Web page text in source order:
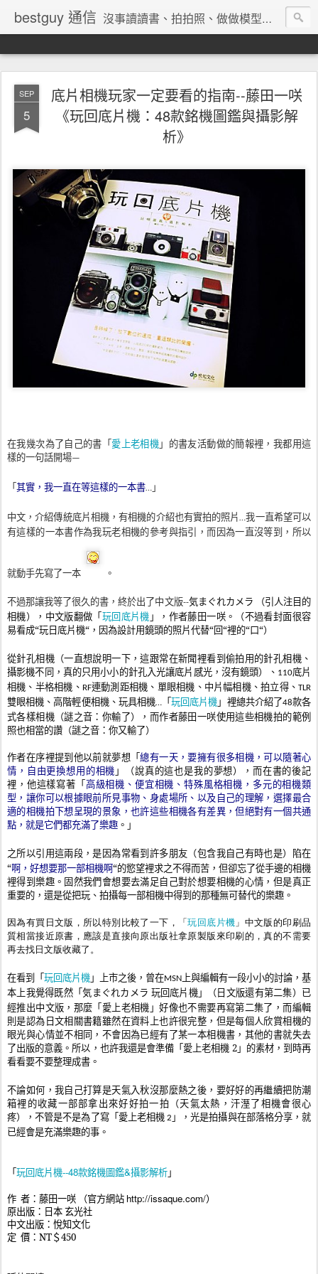
bestguy 通信 沒事讀讀書、拍拍照、做做模型、收集玩具與老相機的網路業老兵
SEP
5
底片相機玩家一定要看的指南--藤田一咲
《玩回底片機：48款銘機圖鑑與攝影解
析》
在我幾次為了自己的書「 愛上老相機」的書友活動做的簡報裡，我都用這
樣的一句話開場—
「其實，我一直在等這樣的一本書… 」
中文，介紹傳統底片相機，有相機的介紹也有實拍的照片…我一直希望可以
有這樣的一本書作為我玩老相機的參考與指引，而因為一直沒等到，所以
就動手先寫了一本 。
不過那讓我等了很久的書，終於出了中文版--気まぐれカメラ （引人注目的
相機），中文版翻做「 玩回底片機 」， 作者藤田一咲。（不過看封面很容
易看成“玩日底片機“，因為設計用鏡頭的照片代替“回“裡的“口“）
從針孔相機（一直想說明一下，這跟常在新聞裡看到偷拍用的針孔相機、
攝影機不同，真的只用小小的針孔入光讓底片感光，沒有鏡頭）、 110底片
相機、半格相機、 RF連動測距相機、單眼相機、中片幅相機、拍立得、TLR
雙眼相機、高階輕便相機、玩具相機… 「玩回底片機」裡總共介紹了48款各
式各樣相機（謎之音 ：你輸了），而作者藤田一咲使用這些相機拍的範例
照也相當的讚（謎之音 ：你又輸了）
作者在序裡提到他以前就夢想「總有一天，要擁有很多相機，可以隨著心
情，自由更換想用的相機 」（說真的這也是我的夢想），而在書的後記
裡，他這樣寫著「 高級相機、便宜相機、特殊風格相機，多元的相機類
型，讓你可以根據眼前所見事物、身處場所、以及自己的理解，選擇最合
適的相機拍下想呈現的景象，也許這些相機各有差異，但絕對有一個共通
點，就是它們都充滿了樂趣 。」
之所以引用這兩段，是因為常看到許多朋友（包含我自己有時也是）陷在
“啊，好想要那一部相機啊“的慾望裡求之不得而苦，但卻忘了從手邊的相機
裡得到樂趣。固然我們會想要去滿足自己對於想要相機的心情，但是真正
重要的，還是從把玩、拍攝每一部相機中得到的那種無可替代的樂趣。
因為有買日文版，所以特別比較了一下， 「玩回底片機 」中文版的印刷品
質相當接近原書，應該是直接向原出版社拿原製版來印刷的，真的不需要
再去找日文版收藏了。
在看到 「玩回底片機」上市之後，曾在MSN 上與編輯有一段小小的討論，基
本上我覺得既然「気まぐれカメラ 玩回底片機」（日文版還有第二集）已
經推出中文版，那麼「愛上老相機」好像也不需要再寫第二集了，而編輯
則是認為日文相關書籍雖然在資料上也許很完整，但是每個人欣賞相機的
眼光與心情並不相同，不會因為已經有了某一本相機書，其他的書就失去
了出版的意義。所以，也許我還是會準備「愛上老相機 2」的素材，到時再
看看要不要整理成書。
不論如何，我自己打算是天氣入秋沒那麼熱之後，要好好的再繼續把防潮
箱裡的收藏一部部拿出來好好拍一拍（天氣太熱，汗溼了相機會很心
疼），不管是不是為了寫「愛上老相機 2 」，光是拍攝與在部落格分享，就
已經會是充滿樂趣的事。
「玩回底片機--48款銘機圖鑑&攝影解析」
作 者： 藤田一咲 （官方網站 http://issaque.com/）
原出版：日本 玄光社
中文出版：悅知文化
定 價： NT＄450